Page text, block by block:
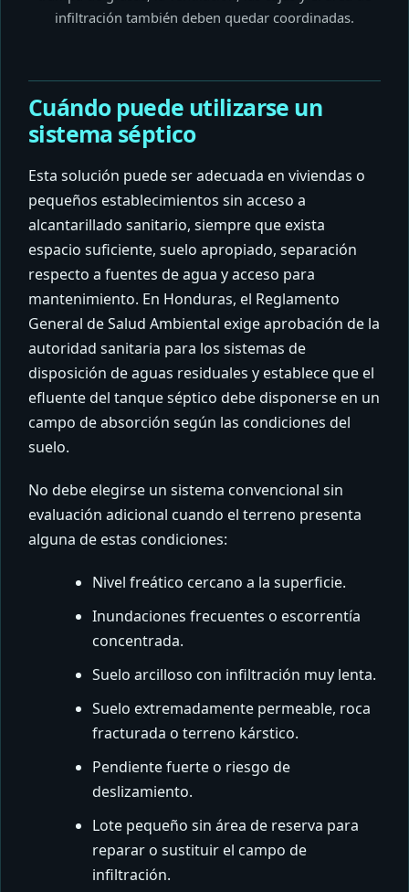
infiltración también deben quedar coordinadas.
Cuándo puede utilizarse un
sistema séptico
Esta solución puede ser adecuada en viviendas o
pequeños establecimientos sin acceso a
alcantarillado sanitario, siempre que exista
espacio suficiente, suelo apropiado, separación
respecto a fuentes de agua y acceso para
mantenimiento. En Honduras, el Reglamento
General de Salud Ambiental exige aprobación de la
autoridad sanitaria para los sistemas de
disposición de aguas residuales y establece que el
efluente del tanque séptico debe disponerse en un
campo de absorción según las condiciones del
suelo.
No debe elegirse un sistema convencional sin
evaluación adicional cuando el terreno presenta
alguna de estas condiciones:
Nivel freático cercano a la superficie.
Inundaciones frecuentes o escorrentía
concentrada.
Suelo arcilloso con infiltración muy lenta.
Suelo extremadamente permeable, roca
fracturada o terreno kárstico.
Pendiente fuerte o riesgo de
deslizamiento.
Lote pequeño sin área de reserva para
reparar o sustituir el campo de
infiltración.